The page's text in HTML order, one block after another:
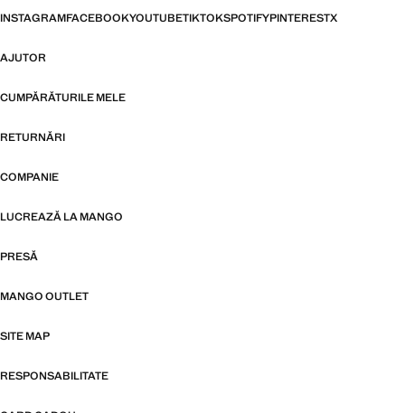
INSTAGRAMFACEBOOKYOUTUBETIKTOKSPOTIFYPINTERESTX
AJUTOR
CUMPĂRĂTURILE MELE
RETURNĂRI
COMPANIE
LUCREAZĂ LA MANGO
PRESĂ
MANGO OUTLET
SITE MAP
RESPONSABILITATE